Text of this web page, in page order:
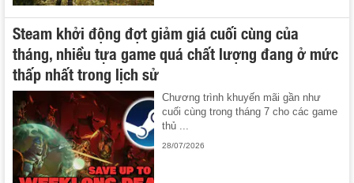
Steam khởi động đợt giảm giá cuối cùng của
tháng, nhiều tựa game quá chất lượng đang ở mức
thấp nhất trong lịch sử
Chương trình khuyến mãi gần như
cuối cùng trong tháng 7 cho các game
thủ ...
28/07/2026